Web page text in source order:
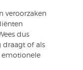
veroorzaken
dus
draagt of als
emotionele